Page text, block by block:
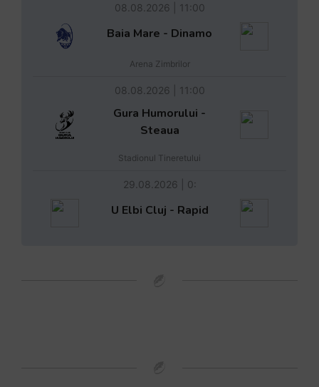
08.08.2026 | 11:00
Baia Mare - Dinamo
Arena Zimbrilor
08.08.2026 | 11:00
Gura Humorului -
Steaua
Stadionul Tineretului
29.08.2026 | 0:
U Elbi Cluj - Rapid